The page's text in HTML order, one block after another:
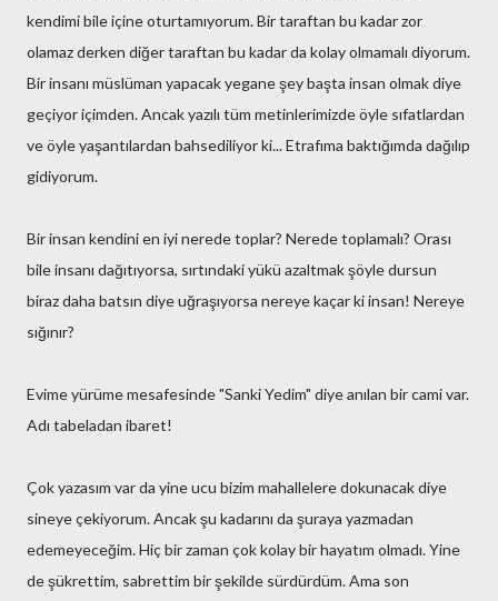
kendimi bile içine oturtamıyorum. Bir taraftan bu kadar zor
olamaz derken diğer taraftan bu kadar da kolay olmamalı diyorum.
Bir insanı müslüman yapacak yegane şey başta insan olmak diye
geçiyor içimden. Ancak yazılı tüm metinlerimizde öyle sıfatlardan
ve öyle yaşantılardan bahsediliyor ki... Etrafıma baktığımda dağılıp
gidiyorum.
Bir insan kendini en iyi nerede toplar? Nerede toplamalı? Orası
bile insanı dağıtıyorsa, sırtındaki yükü azaltmak şöyle dursun
biraz daha batsın diye uğraşıyorsa nereye kaçar ki insan! Nereye
sığınır?
Evime yürüme mesafesinde "Sanki Yedim" diye anılan bir cami var.
Adı tabeladan ibaret!
Çok yazasım var da yine ucu bizim mahallelere dokunacak diye
sineye çekiyorum. Ancak şu kadarını da şuraya yazmadan
edemeyeceğim. Hiç bir zaman çok kolay bir hayatım olmadı. Yine
de şükrettim, sabrettim bir şekilde sürdürdüm. Ama son